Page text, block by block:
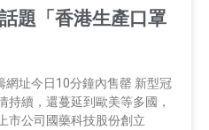
題「香港生產口罩
網址今日10分鐘內售罄 新型冠
持續，還蔓延到歐美等多國，
市公司國藥科技股份創立